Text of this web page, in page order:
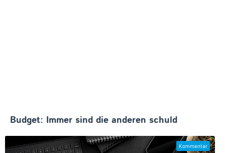
Budget: Immer sind die anderen schuld